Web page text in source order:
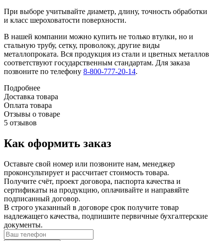
При выборе учитывайте диаметр, длину, точность обработки
и класс шероховатости поверхности.
В нашей компании можно купить не только втулки, но и
стальную трубу, сетку, проволоку, другие виды
металлопроката. Вся продукция из стали и цветных металлов
соответствуют государственным стандартам. Для заказа
позвоните по телефону 8-800-777-20-14.
Подробнее
Доставка товара
Оплата товара
Отзывы о товаре
5 отзывов
Как оформить заказ
Оставьте свой номер или позвоните нам, менеджер
проконсультирует и рассчитает стоимость товара.
Получите счёт, проект договора, паспорта качества и
сертификаты на продукцию, оплачивайте и направяйте
подписанный договор.
В строго указанный в договоре срок получите товар
надлежащего качества, подпишите первичные бухгалтерские
документы.